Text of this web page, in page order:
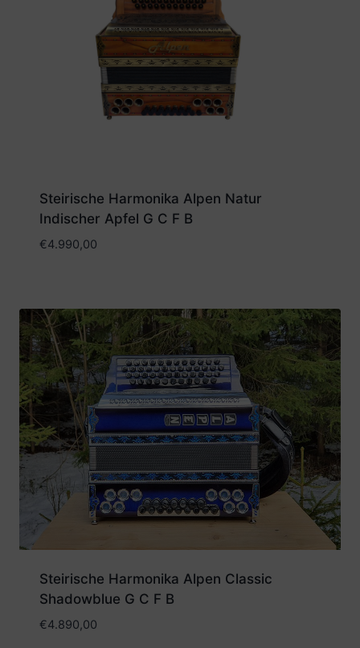
Steirische Harmonika Alpen Natur
Indischer Apfel G C F B
€4.990,00
Steirische Harmonika Alpen Classic
Shadowblue G C F B
€4.890,00